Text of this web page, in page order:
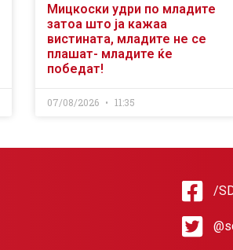
Мицкоски удри по младите
затоа што ја кажаа
вистината, младите не се
плашат- младите ќе
победат!
07/08/2026 11:35
/